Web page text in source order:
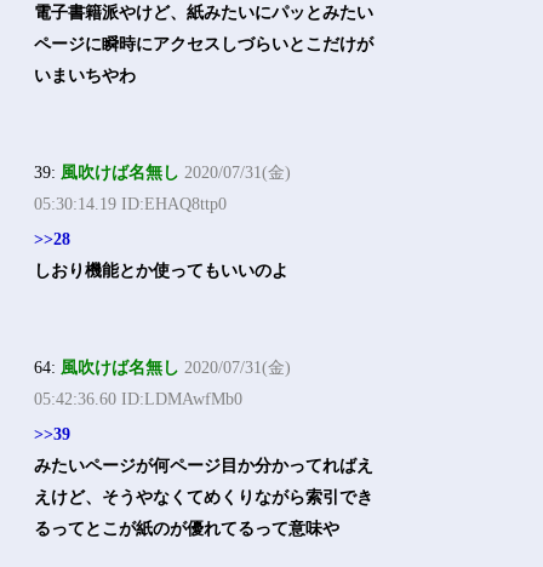
電子書籍派やけど、紙みたいにパッとみたい
ページに瞬時にアクセスしづらいとこだけが
いまいちやわ
39: 風吹けば名無し 2020/07/31(金)
05:30:14.19 ID:EHAQ8ttp0
>>28
しおり機能とか使ってもいいのよ
64: 風吹けば名無し 2020/07/31(金)
05:42:36.60 ID:LDMAwfMb0
>>39
みたいページが何ページ目か分かってればえ
えけど、そうやなくてめくりながら索引でき
るってとこが紙のが優れてるって意味や